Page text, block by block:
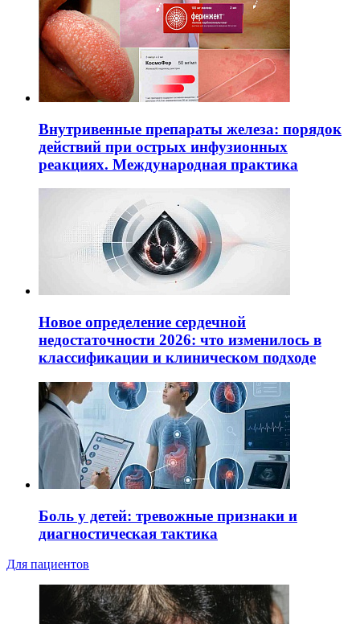
Внутривенные препараты железа: порядок
действий при острых инфузионных
реакциях. Международная практика
Новое определение сердечной
недостаточности 2026: что изменилось в
классификации и клиническом подходе
Боль у детей: тревожные признаки и
диагностическая тактика
Для пациентов